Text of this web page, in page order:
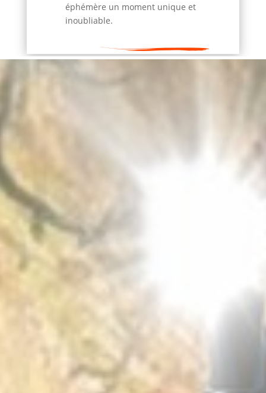
éphémère un moment unique et
inoubliable.